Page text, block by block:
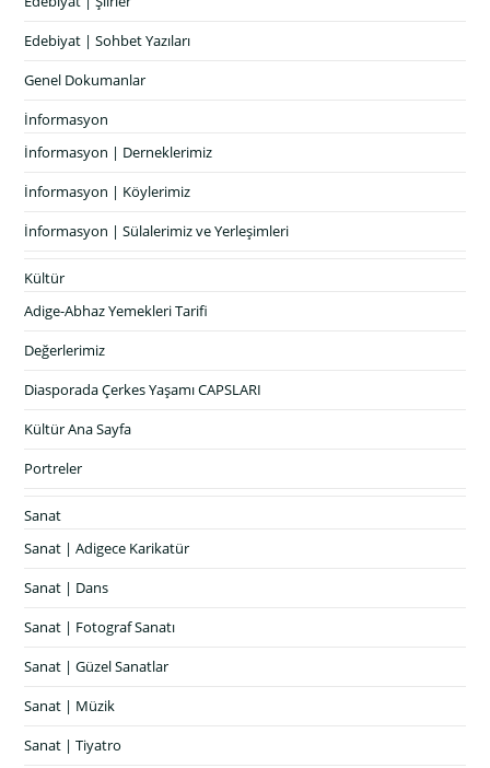
Edebiyat | Sohbet Yazıları
Genel Dokumanlar
İnformasyon
İnformasyon | Derneklerimiz
İnformasyon | Köylerimiz
İnformasyon | Sülalerimiz ve Yerleşimleri
Kültür
Adige-Abhaz Yemekleri Tarifi
Değerlerimiz
Diasporada Çerkes Yaşamı CAPSLARI
Kültür Ana Sayfa
Portreler
Sanat
Sanat | Adigece Karikatür
Sanat | Dans
Sanat | Fotograf Sanatı
Sanat | Güzel Sanatlar
Sanat | Müzik
Sanat | Tiyatro